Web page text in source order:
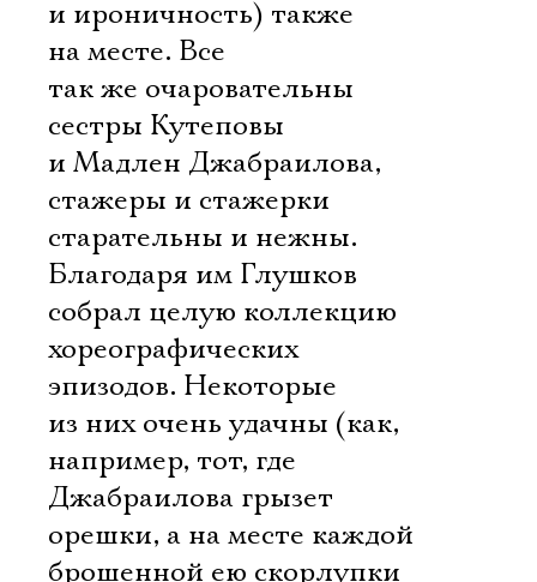
и ироничность) также
на месте. Все
так же очаровательны
сестры Кутеповы
и Мадлен Джабраилова,
стажеры и стажерки
старательны и нежны.
Благодаря им Глушков
собрал целую коллекцию
хореографических
эпизодов. Некоторые
из них очень удачны (как,
например, тот, где
Джабраилова грызет
орешки, а на месте каждой
брошенной ею скорлупки